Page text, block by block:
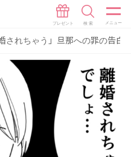
婚されちゃう」旦那への罪の告